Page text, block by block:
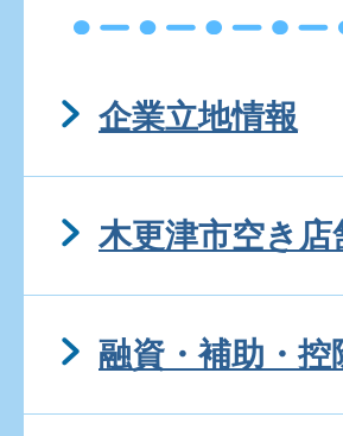
企業立地情報
木更津市空き
融資・補助・控